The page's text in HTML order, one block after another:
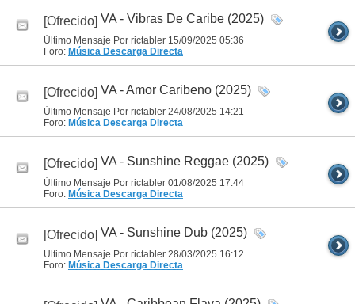
[Ofrecido] VA - Vibras De Caribe (2025)
Último Mensaje Por rictabler 15/09/2025 05:36
Foro: Música Descarga Directa
[Ofrecido] VA - Amor Caribeno (2025)
Último Mensaje Por rictabler 24/08/2025 14:21
Foro: Música Descarga Directa
[Ofrecido] VA - Sunshine Reggae (2025)
Último Mensaje Por rictabler 01/08/2025 17:44
Foro: Música Descarga Directa
[Ofrecido] VA - Sunshine Dub (2025)
Último Mensaje Por rictabler 28/03/2025 16:12
Foro: Música Descarga Directa